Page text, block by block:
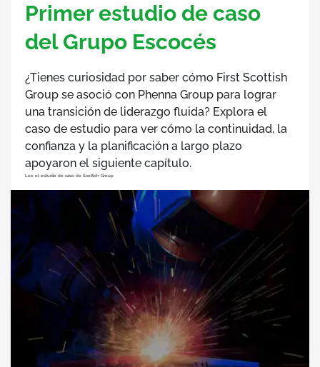
Primer estudio de caso
del Grupo Escocés
¿Tienes curiosidad por saber cómo First Scottish
Group se asoció con Phenna Group para lograr
una transición de liderazgo fluida? Explora el
caso de estudio para ver cómo la continuidad, la
confianza y la planificación a largo plazo
apoyaron el siguiente capítulo.
Lee el estudio de caso de Scottish Group